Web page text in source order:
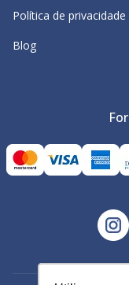
Política de privacidade
Blog